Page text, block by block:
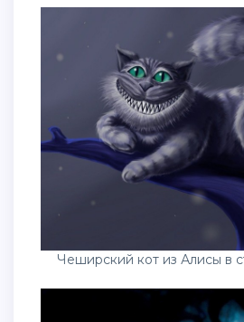
Чеширский кот из Алисы в